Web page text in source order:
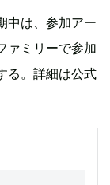
中は、参加アー
ァミリーで参加
る。詳細は公式